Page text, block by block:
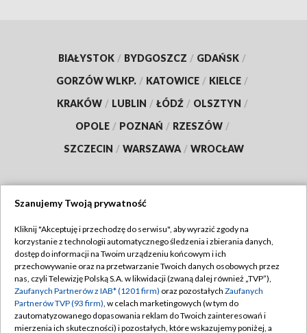
BIAŁYSTOK / BYDGOSZCZ / GDAŃSK /
GORZÓW WLKP. / KATOWICE / KIELCE /
KRAKÓW / LUBLIN / ŁÓDŹ / OLSZTYN /
OPOLE / POZNAŃ / RZESZÓW /
SZCZECIN / WARSZAWA / WROCŁAW
TVP
Abonament TVP
Emisja w TVP
Centrum informacji TVP
Regulamin TVP
Polityka prywatności
Moje zgody
Szanujemy Twoją prywatność
Kliknij "Akceptuję i przechodzę do serwisu", aby wyrazić zgody na
korzystanie z technologii automatycznego śledzenia i zbierania danych,
dostęp do informacji na Twoim urządzeniu końcowym i ich
przechowywanie oraz na przetwarzanie Twoich danych osobowych przez
nas, czyli Telewizję Polską S.A. w likwidacji (zwaną dalej również „TVP”),
Zaufanych Partnerów z IAB* (1201 firm) oraz pozostałych Zaufanych
Partnerów TVP (93 firm), w celach marketingowych (w tym do
zautomatyzowanego dopasowania reklam do Twoich zainteresowań i
mierzenia ich skuteczności) i pozostałych, które wskazujemy poniżej, a